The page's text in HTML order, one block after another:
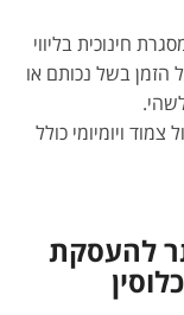
חינוכית בליווי
הזמן בשל נכותם או
ויומיומי כולל
להעסקת